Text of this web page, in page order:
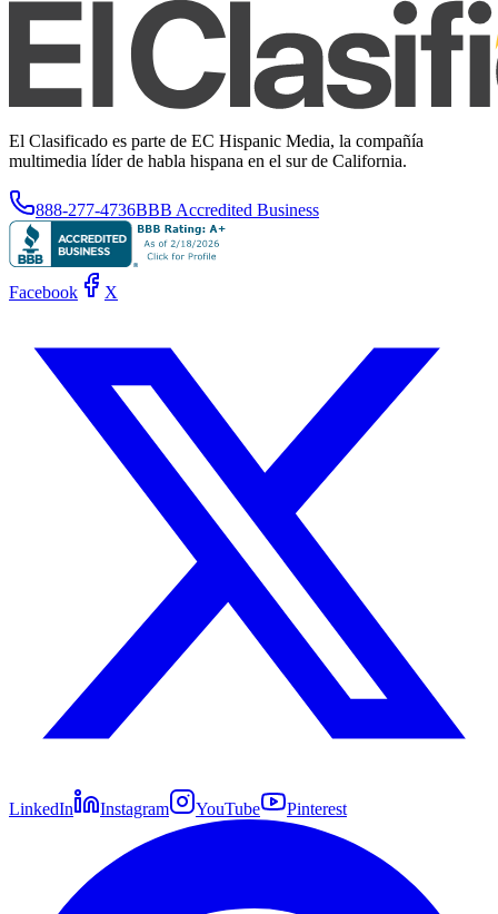
El Clasificado es parte de EC Hispanic Media, la compañía
multimedia líder de habla hispana en el sur de California.
888-277-4736BBB Accredited Business
Facebook X
LinkedIn Instagram YouTube Pinterest